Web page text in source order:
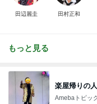
田辺麗圭 田村正和
もっと見る
楽屋帰りの
Amebaトピッ